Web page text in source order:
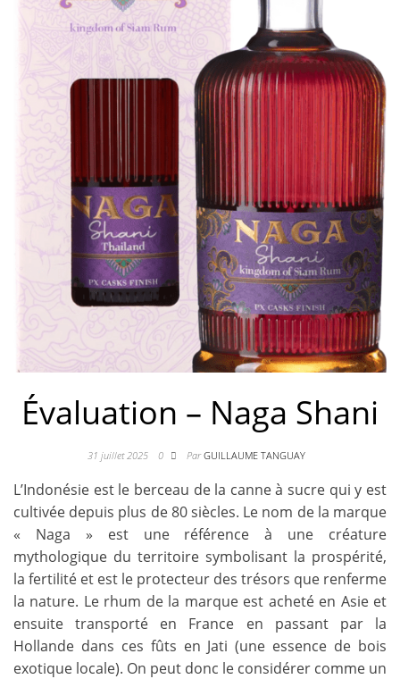
Évaluation – Naga Shani
31 juillet 2025 0 ParGUILLAUME TANGUAY
L’Indonésie est le berceau de la canne à sucre qui y est
cultivée depuis plus de 80 siècles. Le nom de la marque
« Naga » est une référence à une créature
mythologique du territoire symbolisant la prospérité,
la fertilité et est le protecteur des trésors que renferme
la nature. Le rhum de la marque est acheté en Asie et
ensuite transporté en France en passant par la
Hollande dans ces fûts en Jati (une essence de bois
exotique locale). On peut donc le considérer comme un